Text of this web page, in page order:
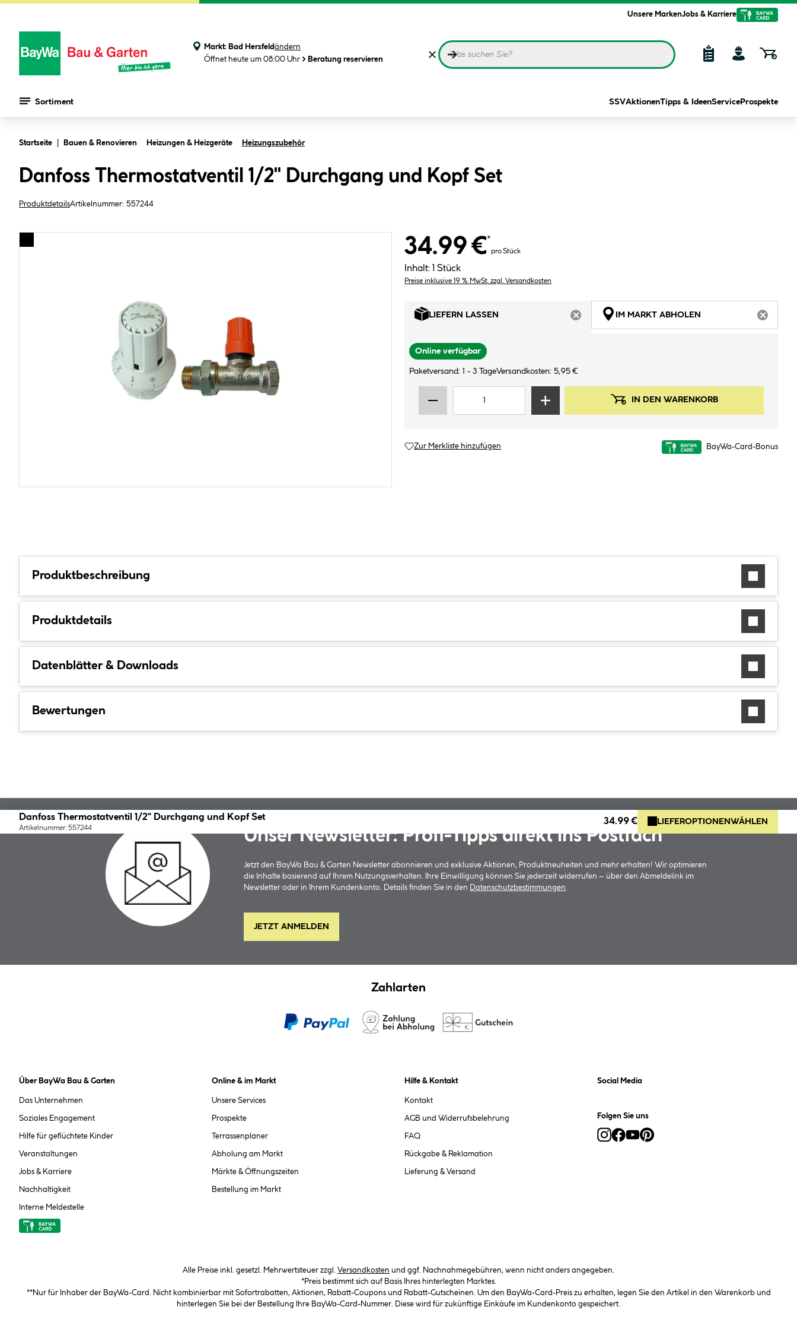
Unsere MarkenJobs & Karriere
Markt: Bad Hersfeldändern
Öffnet heute um 08:00 Uhr
Beratung reservieren
Sortiment SSVAktionenTipps & IdeenService Prospekte
Startseite Bauen & Renovieren Heizungen & Heizgeräte Heizungszubehör
Danfoss Thermostatventil 1/2" Durchgang und Kopf Set
ProduktdetailsArtikelnummer: 557244
34.99 €*
pro Stück
Inhalt: 1 Stück
Preise inklusive 19 % MwSt. zzgl. Versandkosten
LIEFERN LASSEN
ARTIKEL NICHT VERFÜGBAR
IM MARKT ABHOLEN
Online verfügbar
Paketversand: 1 - 3 TageVersandkosten: 5,95 €
IN DEN WARENKORB
Zur Merkliste hinzufügen BayWa-Card-Bonus
Produktbeschreibung
Produktdetails
Datenblätter & Downloads
Bewertungen
Danfoss Thermostatventil 1/2" Durchgang und Kopf Set
Artikelnummer: 557244
34.99 € LIEFEROPTIONEN WÄHLEN
Unser Newsletter: Profi-Tipps direkt ins Postfach
Jetzt den BayWa Bau & Garten Newsletter abonnieren und exklusive Aktionen, Produktneuheiten und mehr erhalten! Wir optimieren
die Inhalte basierend auf Ihrem Nutzungsverhalten. Ihre Einwilligung können Sie jederzeit widerrufen – über den Abmeldelink im
Newsletter oder in Ihrem Kundenkonto. Details finden Sie in den
Datenschutzbestimmungen
JETZT ANMELDEN
Zahlarten
Über BayWa Bau & Garten
Das Unternehmen
Soziales Engagement
Hilfe für geflüchtete Kinder
Veranstaltungen
Jobs & Karriere
Nachhaltigkeit
Interne Meldestelle
Online & im Markt
Unsere Services
Prospekte
Terrassenplaner
Abholung am Markt
Märkte & Öffnungszeiten
Bestellung im Markt
Hilfe & Kontakt
Kontakt
AGB und Widerrufsbelehrung
FAQ
Rückgabe & Reklamation
Lieferung & Versand
Social Media
Folgen Sie uns
Alle Preise inkl. gesetzl. Mehrwertsteuer zzgl. Versandkosten und ggf. Nachnahmegebühren, wenn nicht anders angegeben.
*Preis bestimmt sich auf Basis Ihres hinterlegten Marktes.
**Nur für Inhaber der BayWa-Card. Nicht kombinierbar mit Sofortrabatten, Aktionen, Rabatt-Coupons und Rabatt-Gutscheinen. Um den BayWa-Card-Preis zu erhalten, legen Sie den Artikel in den Warenkorb und
hinterlegen Sie bei der Bestellung Ihre BayWa-Card-Nummer. Diese wird für zukünftige Einkäufe im Kundenkonto gespeichert.